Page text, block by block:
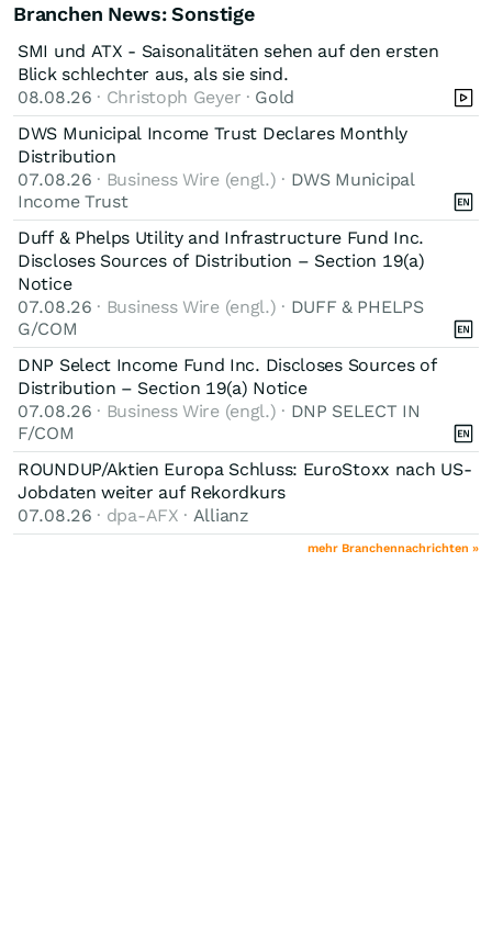
Branchen News: Sonstige
SMI und ATX - Saisonalitäten sehen auf den ersten
Blick schlechter aus, als sie sind.
08.08.26 · Christoph Geyer · Gold
DWS Municipal Income Trust Declares Monthly
Distribution
07.08.26 · Business Wire (engl.) · DWS Municipal
Income Trust
Duff & Phelps Utility and Infrastructure Fund Inc.
Discloses Sources of Distribution – Section 19(a)
Notice
07.08.26 · Business Wire (engl.) · DUFF & PHELPS
G/COM
DNP Select Income Fund Inc. Discloses Sources of
Distribution – Section 19(a) Notice
07.08.26 · Business Wire (engl.) · DNP SELECT IN
F/COM
ROUNDUP/Aktien Europa Schluss: EuroStoxx nach US-
Jobdaten weiter auf Rekordkurs
07.08.26 · dpa-AFX · Allianz
mehr Branchennachrichten »